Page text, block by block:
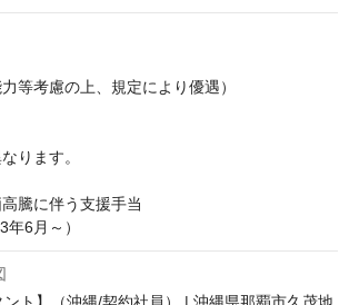
等考慮の上、規定により優遇）
ります。
騰に伴う支援手当
6月～）